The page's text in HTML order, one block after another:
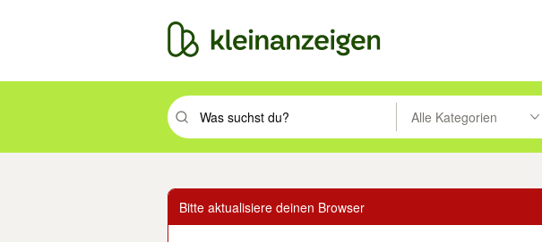
Suchbegriff eingeben. Eingabetaste drücken um zu suchen,
Alle Kategorien
Bitte aktualisiere deinen Browser